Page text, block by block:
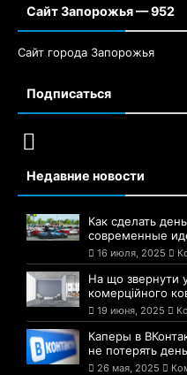
Сайт Запорожья — 952
Сайт города Запорожья
Подписаться
Недавние новости
Как сделать
современные
16 июля, 2025
На що звернути
комерційного
19 июня, 2025
Каперы в
не потерять
26 мая, 2025